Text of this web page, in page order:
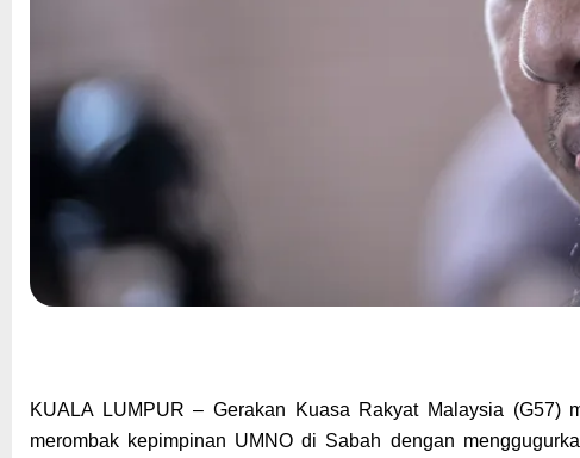
KUALA LUMPUR – Gerakan Kuasa Rakyat Malaysia (G57)
merombak kepimpinan UMNO di Sabah dengan